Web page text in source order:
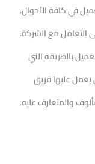
في كافة الأحوال.
التعامل مع الشركة.
بالطريقة التي
يعمل عليها فريق
والمتعارف عليه.